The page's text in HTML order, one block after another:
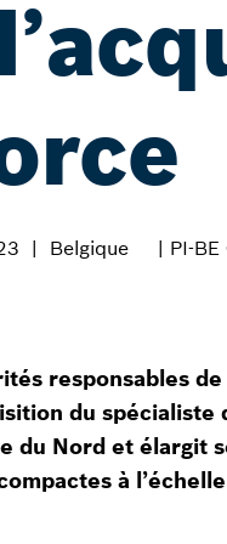
Belgique | PI-
responsables
du
du Nord et élargit
à